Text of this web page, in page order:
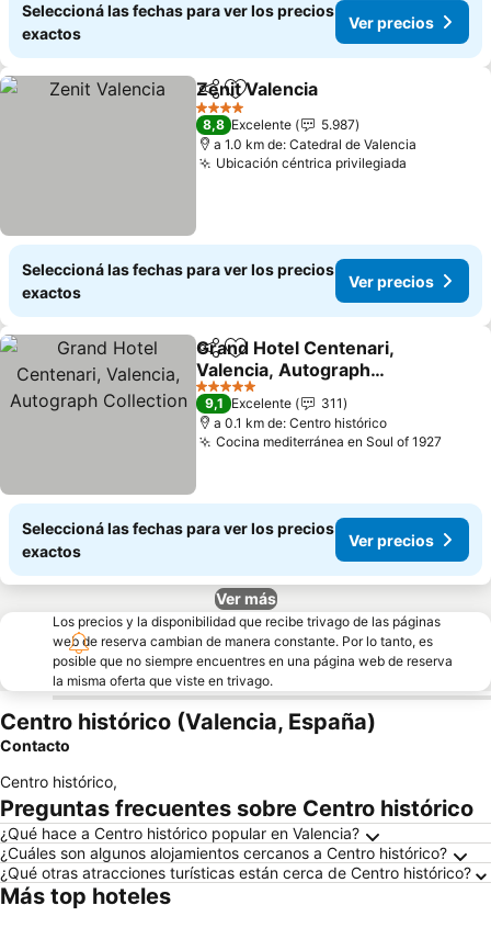
Seleccioná las fechas para ver los precios
exactos
Ver precios
CompartirAñadir a favoritos
Zenit Valencia
4 Estrellas
8,8 Excelente
5.987
a 1.0 km de: Catedral de Valencia
Ubicación céntrica privilegiada
Seleccioná las fechas para ver los precios
exactos
Ver precios
CompartirAñadir a favoritos
Grand Hotel Centenari,
Valencia, Autograph
Collection
Ver precios
5 Estrellas
9,1 Excelente
311
a 0.1 km de: Centro histórico
Cocina mediterránea en Soul of 1927
Seleccioná las fechas para ver los precios
exactos
Ver precios
Ver más
Los precios y la disponibilidad que recibe trivago de las páginas
web de reserva cambian de manera constante. Por lo tanto, es
posible que no siempre encuentres en una página web de reserva
la misma oferta que viste en trivago.
Centro histórico (Valencia, España)
Contacto
Centro histórico,
Preguntas frecuentes sobre Centro histórico
¿Qué hace a Centro histórico popular en Valencia?
¿Cuáles son algunos alojamientos cercanos a Centro histórico?
¿Qué otras atracciones turísticas están cerca de Centro histórico?
Más top hoteles